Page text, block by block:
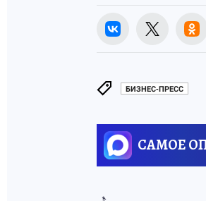
БИЗНЕС-ПРЕСС
САМОЕ